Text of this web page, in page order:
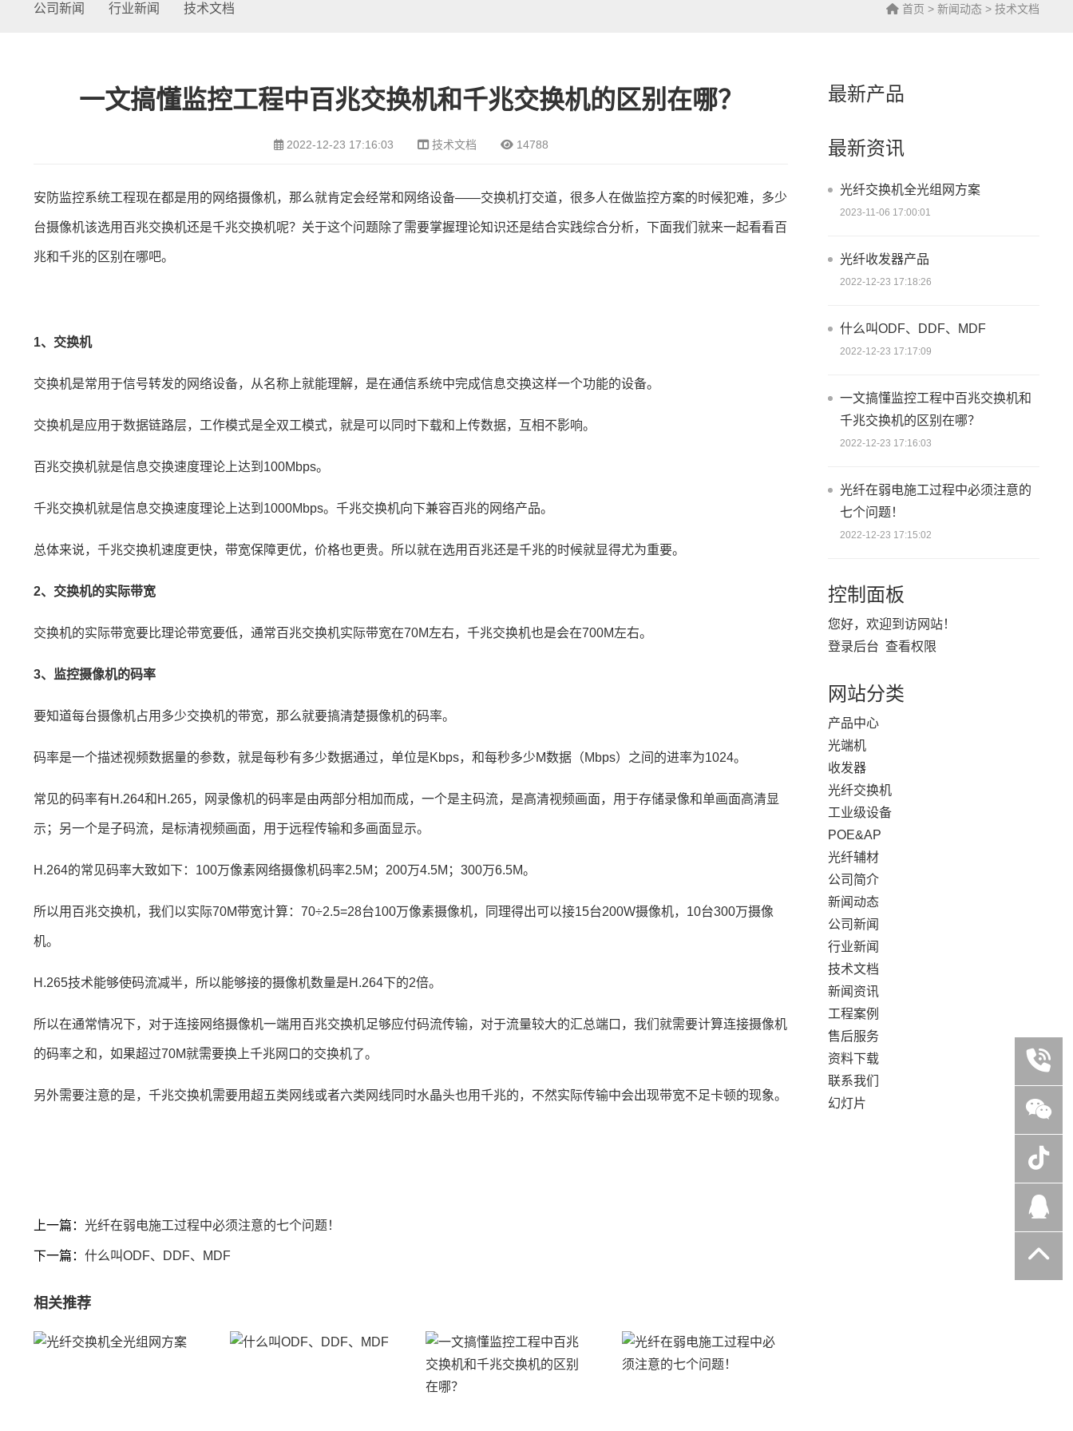
公司新闻 行业新闻 技术文档 首页 > 新闻动态 > 技术文档
一文搞懂监控工程中百兆交换机和千兆交换机的区别在哪？
2022-12-23 17:16:03 技术文档 14788
安防监控系统工程现在都是用的网络摄像机，那么就肯定会经常和网络设备——交换机打交道，很多人在做监控方案的时候犯难，多少
台摄像机该选用百兆交换机还是千兆交换机呢？ 关于这个问题除了需要掌握理论知识还是结合实践综合分析，下面我们就来一起看看百
兆和千兆的区别在哪吧。
1、交换机
交换机是常用于信号转发的网络设备，从名称上就能理解，是在通信系统中完成信息交换这样一个功能的设备。
交换机是应用于数据链路层，工作模式是全双工模式，就是可以同时下载和上传数据，互相不影响。
百兆交换机就是信息交换速度理论上达到100Mbps。
千兆交换机就是信息交换速度理论上达到1000Mbps。 千兆交换机向下兼容百兆的网络产品。
总体来说，千兆交换机速度更快，带宽保障更优，价格也更贵。 所以就在选用百兆还是千兆的时候就显得尤为重要。
2、交换机的实际带宽
交换机的实际带宽要比理论带宽要低，通常百兆交换机实际带宽在70M左右，千兆交换机也是会在700M左右。
3、监控摄像机的码率
要知道每台摄像机占用多少交换机的带宽，那么就要搞清楚摄像机的码率。
码率是一个描述视频数据量的参数，就是每秒有多少数据通过，单位是Kbps，和每秒多少M数据（Mbps）之间的进率为1024。
常见的码率有H.264和H.265，网录像机的码率是由两部分相加而成，一个是主码流，是高清视频画面，用于存储录像和单画面高清显
示； 另一个是子码流，是标清视频画面，用于远程传输和多画面显示。
H.264的常见码率大致如下： 100万像素网络摄像机码率2.5M； 200万4.5M； 300万6.5M。
所以用百兆交换机，我们以实际70M带宽计算： 70÷2.5=28台100万像素摄像机，同理得出可以接15台200W摄像机，10台300万摄像
机。
H.265技术能够使码流减半，所以能够接的摄像机数量是H.264下的2倍。
所以在通常情况下，对于连接网络摄像机一端用百兆交换机足够应付码流传输，对于流量较大的汇总端口，我们就需要计算连接摄像机
的码率之和，如果超过70M就需要换上千兆网口的交换机了。
另外需要注意的是，千兆交换机需要用超五类网线或者六类网线同时水晶头也用千兆的，不然实际传输中会出现带宽不足卡顿的现象。
上一篇： 光纤在弱电施工过程中必须注意的七个问题！
下一篇： 什么叫ODF、DDF、MDF
相关推荐
最新产品
最新资讯
光纤交换机全光组网方案
2023-11-06 17:00:01
光纤收发器产品
2022-12-23 17:18:26
什么叫ODF、DDF、MDF
2022-12-23 17:17:09
一文搞懂监控工程中百兆交换机和
千兆交换机的区别在哪？
2022-12-23 17:16:03
光纤在弱电施工过程中必须注意的
七个问题！
2022-12-23 17:15:02
控制面板
您好，欢迎到访网站！
登录后台 查看权限
网站分类
产品中心
光端机
收发器
光纤交换机
工业级设备
POE&AP
光纤辅材
公司简介
新闻动态
公司新闻
行业新闻
技术文档
新闻资讯
工程案例
售后服务
资料下载
联系我们
幻灯片